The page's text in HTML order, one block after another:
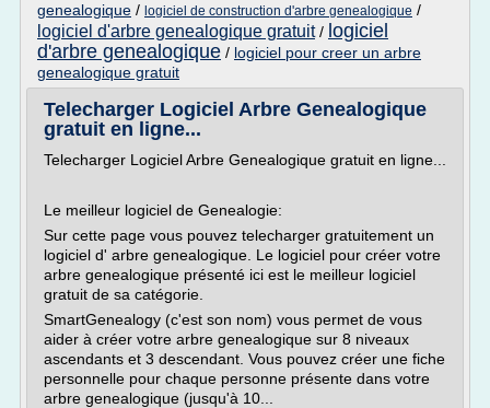
genealogique / logiciel de construction d'arbre genealogique /
logiciel d'arbre genealogique gratuit/ logiciel
d'arbre genealogique / logiciel pour creer un arbre
genealogique gratuit
Telecharger Logiciel Arbre Genealogique
gratuit en ligne...
Telecharger Logiciel Arbre Genealogique gratuit en ligne...
Le meilleur logiciel de Genealogie:
Sur cette page vous pouvez telecharger gratuitement un
logiciel d' arbre genealogique. Le logiciel pour créer votre
arbre genealogique présenté ici est le meilleur logiciel
gratuit de sa catégorie.
SmartGenealogy (c'est son nom) vous permet de vous
aider à créer votre arbre genealogique sur 8 niveaux
ascendants et 3 descendant. Vous pouvez créer une fiche
personnelle pour chaque personne présente dans votre
arbre genealogique (jusqu'à 10...